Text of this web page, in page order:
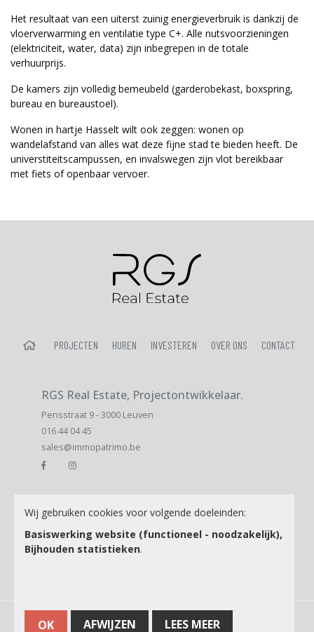
Het resultaat van een uiterst zuinig energieverbruik is dankzij de
vloerverwarming en ventilatie type C+. Alle nutsvoorzieningen
(elektriciteit, water, data) zijn inbegrepen in de totale
verhuurprijs.
De kamers zijn volledig bemeubeld (garderobekast, boxspring,
bureau en bureaustoel).
Wonen in hartje Hasselt wilt ook zeggen: wonen op
wandelafstand van alles wat deze fijne stad te bieden heeft. De
universtiteitscampussen, en invalswegen zijn vlot bereikbaar
met fiets of openbaar vervoer.
HOME PROJECTEN HUREN INVESTEREN OVER ONS CONTACT
RGS Real Estate, Projectontwikkelaar.
Pensstraat 9 - 3000 Leuven
016 44 04 45
sales@immopatrimo.be
E-mail
Ik ga akkoord met de
© Copyright 2026 | RGS Real Estate, Projectontwikkelaar. • Alle rechten
Wij gebruiken cookies voor volgende doeleinden:
Basiswerking website (functioneel - noodzakelijk),
Bijhouden statistieken.
OK AFWIJZEN LEES MEER